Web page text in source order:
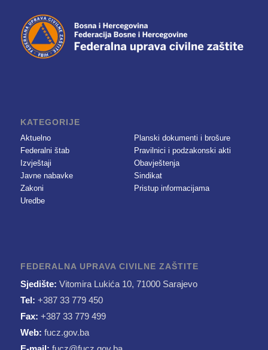
KATEGORIJE
Aktuelno
Federalni štab
Izvještaji
Javne nabavke
Zakoni
Uredbe
Planski dokumenti i brošure
Pravilnici i podzakonski akti
Obavještenja
Sindikat
Pristup informacijama
FEDERALNA UPRAVA CIVILNE ZAŠTITE
Sjedište: Vitomira Lukića 10, 71000 Sarajevo
Tel: +387 33 779 450
Fax: +387 33 779 499
Web: fucz.gov.ba